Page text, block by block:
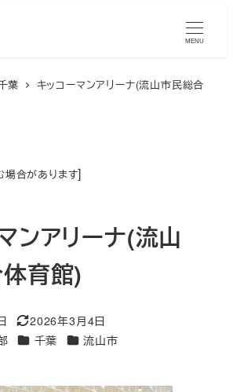
MENU
葉
キッコーマンアリーナ(流山市民総合
合があります]
ンアリーナ(流山
育館)
更新日
2026年3月4日
エリア千葉 エリア流山市